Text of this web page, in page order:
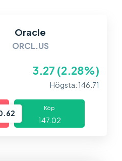
Oracle
ORCL.US
3.27 (2.28%)
Högsta: 146.71
Köp
147.02